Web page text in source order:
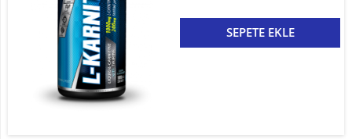
SEPETE EKLE